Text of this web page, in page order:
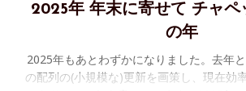
2025年 年末に寄せて チャペ
の年
2025年もあとわずかになりました。去年
の配列の(小規模な)更新を画策し、現在効